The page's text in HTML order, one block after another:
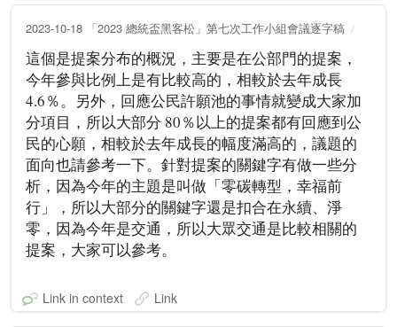
2023-10-18 「2023 總統盃黑客松」第七次工作小組會議逐字稿
這個是提案分布的概況，主要是在公部門的提案，
今年參與比例上是有比較高的，相較於去年成長
4.6％。另外，回應公民許願池的事情就變成大家加
分項目，所以大部分 80％以上的提案都有回應到公
民的心願，相較於去年成長的幅度滿高的，議題的
面向也請參考一下。針對提案的關鍵字有做一些分
析，因為今年的主題是叫做「零碳轉型，幸福前
行」，所以大部分的關鍵字還是扣合在永續、淨
零，因為今年是交通，所以大眾交通是比較相關的
提案，大家可以參考。
Link in context Link